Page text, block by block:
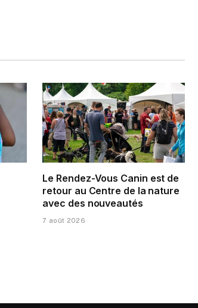
Le Rendez-Vous Canin est de
retour au Centre de la nature
avec des nouveautés
7 août 2026